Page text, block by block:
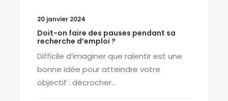
20 janvier 2024
Doit-on faire des pauses pendant sa
recherche d’emploi ?
Difficile d’imaginer que ralentir est une
bonne idée pour atteindre votre
objectif : décrocher…